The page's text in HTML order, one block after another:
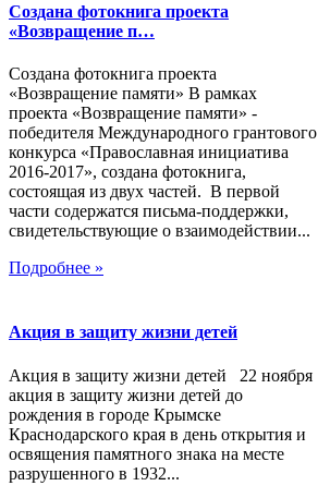
Создана фотокнига проекта
«Возвращение п…
Создана фотокнига проекта
«Возвращение памяти» В рамках
проекта «Возвращение памяти» -
победителя Международного грантового
конкурса «Православная инициатива
2016-2017», создана фотокнига,
состоящая из двух частей. В первой
части содержатся письма-поддержки,
свидетельствующие о взаимодействии...
Подробнее »
Акция в защиту жизни детей
Акция в защиту жизни детей 22 ноября
акция в защиту жизни детей до
рождения в городе Крымске
Краснодарского края в день открытия и
освящения памятного знака на месте
разрушенного в 1932...